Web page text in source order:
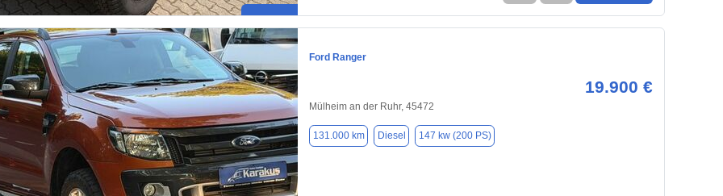
Ford Ranger
19.900 €
Mülheim an der Ruhr, 45472
131.000 km Diesel 147 kw (200 PS)